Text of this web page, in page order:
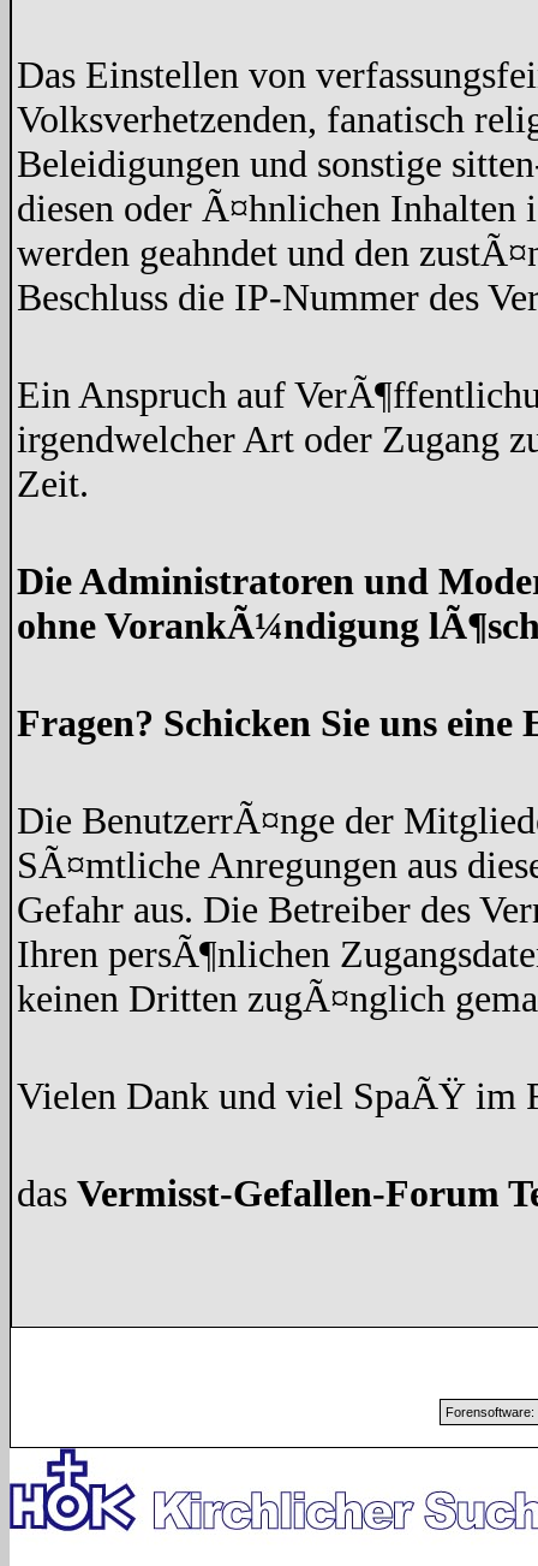
Das Einstellen von
Volksverhetzenden, fanatisch
Beleidigungen und sonstige
diesen oder Ã¤hnlichen Inhalten
werden geahndet und den
Beschluss die IP-Nummer des
Ein Anspruch auf
irgendwelcher Art oder Zugang
Zeit.
Die Administratoren und
ohne VorankÃ¼ndigung
Fragen? Schicken Sie uns
Die BenutzerrÃ¤nge der
SÃ¤mtliche Anregungen aus
Gefahr aus. Die Betreiber des
Ihren persÃ¶nlichen
keinen Dritten zugÃ¤nglich
Vielen Dank und viel SpaÃŸ im
das Vermisst-Gefallen-Forum
Forensoftware: